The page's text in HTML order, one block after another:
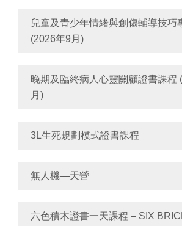
兒童及青少年情緒與創傷輔導技巧
(2026年9月)
晚期及臨終病人心靈關顧證書課程
月)
3L生死規劃模式證書課程
無人機—天營
六色積木證書一天課程 – SIX